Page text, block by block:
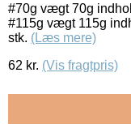
#70g vægt 70g
#115g vægt 115g
stk. (Læs mere)
62 kr. (Vis fragtpris)